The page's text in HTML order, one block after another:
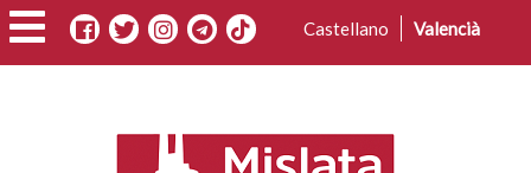
Vés
al
contingut
Castellano Valencià